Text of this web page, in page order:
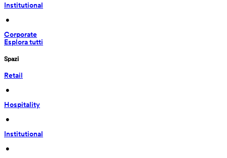
Institutional
•
Corporate
Esplora tutti
Spazi
Retail
•
Hospitality
•
Institutional
•